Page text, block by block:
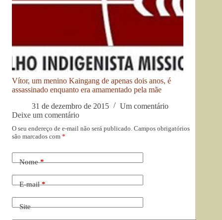
Vítor, um menino Kaingang de apenas dois anos, é
assassinado enquanto era amamentado pela mãe
31 de dezembro de 2015
Um comentário
Deixe um comentário
O seu endereço de e-mail não será publicado. Campos obrigatórios
são marcados com *
Nome*
E-mail*
Site